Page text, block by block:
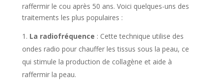
raffermir le cou après 50 ans. Voici quelques-uns des
traitements les plus populaires :
La radiofréquence : Cette technique utilise des
ondes radio pour chauffer les tissus sous la peau, ce
qui stimule la production de collagène et aide à
raffermir la peau.